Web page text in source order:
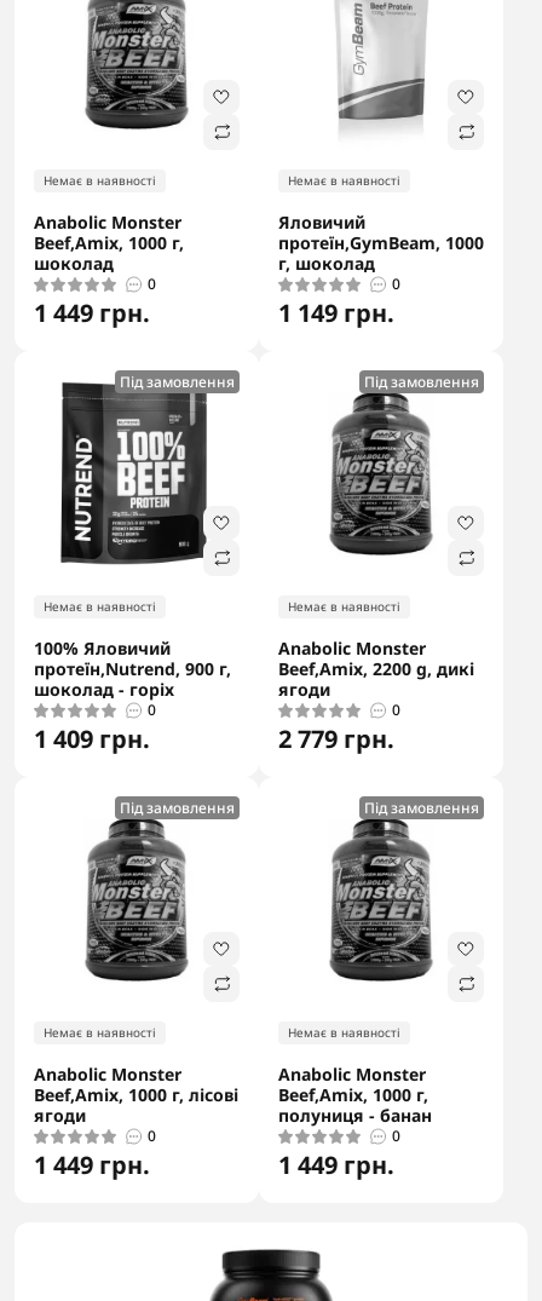
Немає в наявності
Anabolic Monster
Beef,Amix, 1000 г,
шоколад
0
1 449 грн.
Немає в наявності
Яловичий
протеїн,GymBeam, 1000
г, шоколад
0
1 149 грн.
Під замовлення
Немає в наявності
100% Яловичий
протеїн,Nutrend, 900 г,
шоколад - горіх
0
1 409 грн.
Під замовлення
Немає в наявності
Anabolic Monster
Beef,Amix, 2200 g, дикі
ягоди
0
2 779 грн.
Під замовлення
Немає в наявності
Anabolic Monster
Beef,Amix, 1000 г, лісові
ягоди
0
1 449 грн.
Під замовлення
Немає в наявності
Anabolic Monster
Beef,Amix, 1000 г,
полуниця - банан
0
1 449 грн.